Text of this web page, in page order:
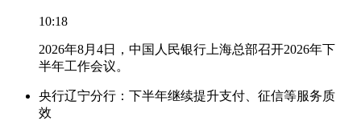
10:18
2026年8月4日，中国人民银行上海总部召开2026年下
半年工作会议。
央行辽宁分行：下半年继续提升支付、征信等服务质
效